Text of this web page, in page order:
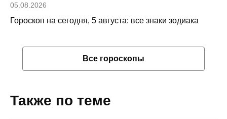
05.08.2026
Гороскоп на сегодня, 5 августа: все знаки зодиака
Все гороскопы
Также по теме